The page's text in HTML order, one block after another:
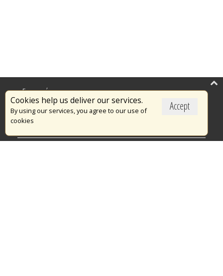
Accept
Cookies help us deliver our services.
By using our services, you agree to our use of
cookies
Επικαιρότητα
Το Πυροσβεστικό Σώμα